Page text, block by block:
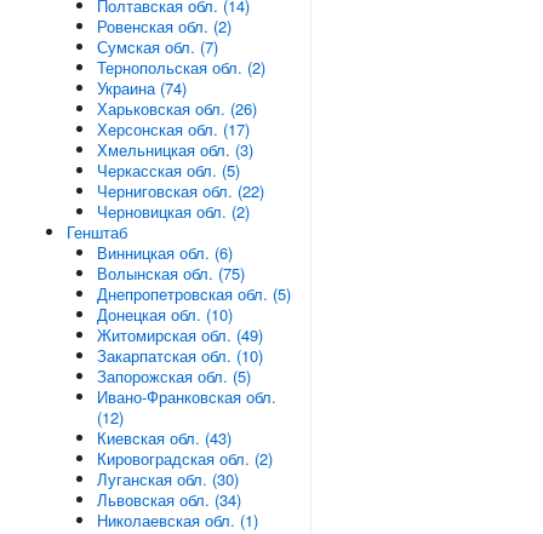
Полтавская обл. (14)
Ровенская обл. (2)
Сумская обл. (7)
Тернопольская обл. (2)
Украина (74)
Харьковская обл. (26)
Херсонская обл. (17)
Хмельницкая обл. (3)
Черкасская обл. (5)
Черниговская обл. (22)
Черновицкая обл. (2)
Генштаб
Винницкая обл. (6)
Волынская обл. (75)
Днепропетровская обл. (5)
Донецкая обл. (10)
Житомирская обл. (49)
Закарпатская обл. (10)
Запорожская обл. (5)
Ивано-Франковская обл.
(12)
Киевская обл. (43)
Кировоградская обл. (2)
Луганская обл. (30)
Львовская обл. (34)
Николаевская обл. (1)